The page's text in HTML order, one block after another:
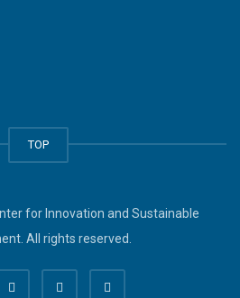
TOP
for Innovation and Sustainable
All rights reserved.